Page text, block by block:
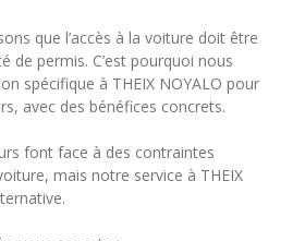
que l’accès à la voiture doit être
de permis. C’est pourquoi nous
spécifique à THEIX NOYALO pour
avec des bénéfices concrets.
font face à des contraintes
mais notre service à THEIX